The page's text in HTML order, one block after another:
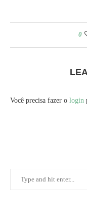
0
Você precisa fazer o login